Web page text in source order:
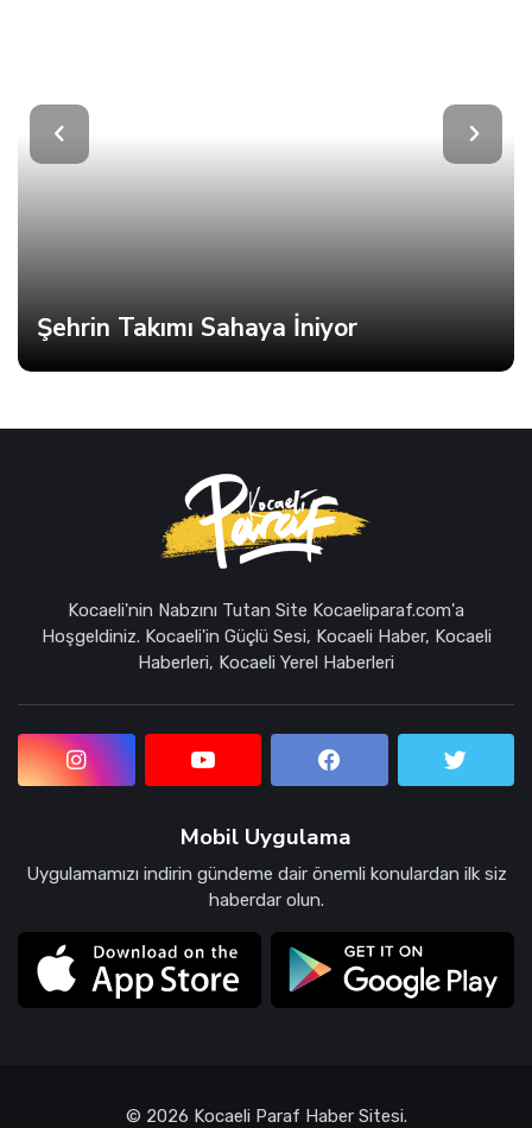
Şehrin Takımı Sahaya İniyor
Kocaeli'nin Nabzını Tutan Site Kocaeliparaf.com'a
Hoşgeldiniz. Kocaeli'in Güçlü Sesi, Kocaeli Haber, Kocaeli
Haberleri, Kocaeli Yerel Haberleri
Mobil Uygulama
Uygulamamızı indirin gündeme dair önemli konulardan ilk siz
haberdar olun.
© 2026 Kocaeli Paraf Haber Sitesi.